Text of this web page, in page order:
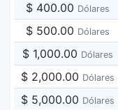
$ 400.00 Dólares
$ 500.00 Dólares
$ 1,000.00 Dólares
$ 2,000.00 Dólares
$ 5,000.00 Dólares